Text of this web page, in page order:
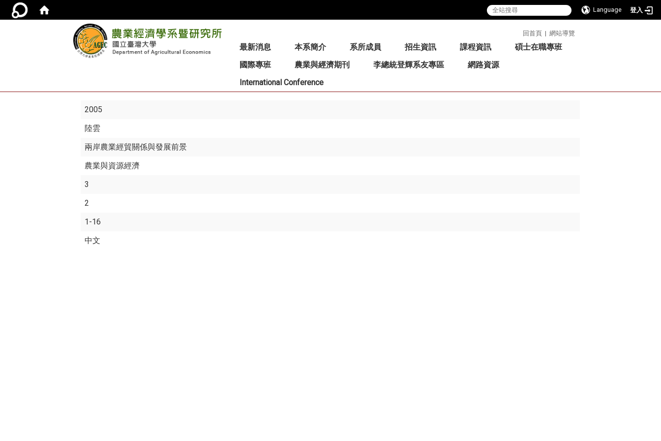
Language 登入
回首頁 | 網站導覽
最新消息 本系簡介 系所成員 招生資訊 課程資訊
碩士在職專班
國際專班
農業與經濟期刊 李總統登輝系友專區
網路資源
International Conference
2005
陸雲
兩岸農業經貿關係與發展前景
農業與資源經濟
3
2
1-16
中文